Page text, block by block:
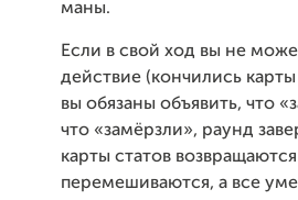
маны.
Если в свой ход вы не
действие (кончились
вы обязаны объявить, что
что «замёрзли», раунд
карты статов
перемешиваются, а все